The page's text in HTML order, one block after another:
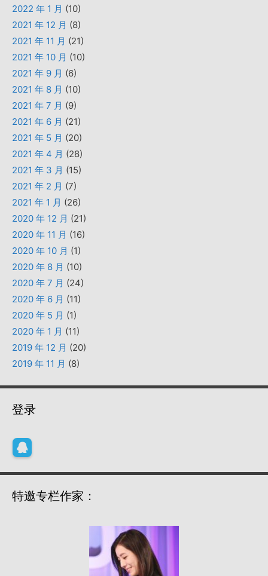
2022 年 1 月 (10)
2021 年 12 月 (8)
2021 年 11 月 (21)
2021 年 10 月 (10)
2021 年 9 月 (6)
2021 年 8 月 (10)
2021 年 7 月 (9)
2021 年 6 月 (21)
2021 年 5 月 (20)
2021 年 4 月 (28)
2021 年 3 月 (15)
2021 年 2 月 (7)
2021 年 1 月 (26)
2020 年 12 月 (21)
2020 年 11 月 (16)
2020 年 10 月 (1)
2020 年 8 月 (10)
2020 年 7 月 (24)
2020 年 6 月 (11)
2020 年 5 月 (1)
2020 年 1 月 (11)
2019 年 12 月 (20)
2019 年 11 月 (8)
登录
特邀专栏作家：